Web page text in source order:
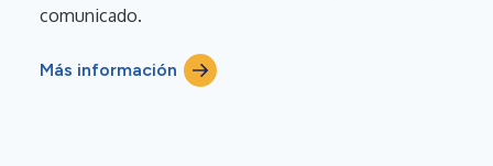
comunicado.
Más información